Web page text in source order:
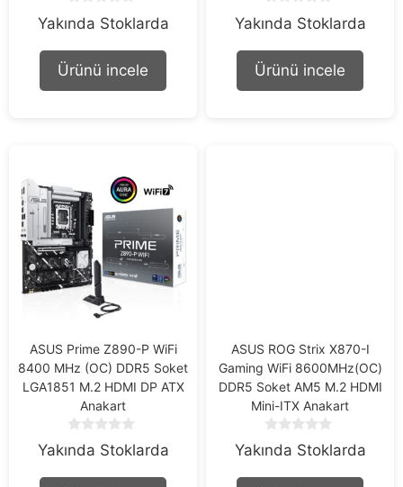
o
o
f
Yakında Stoklarda
Ürünü incele
o
o
f
Yakında Stoklarda
Ürünü incele
ASUS Prime Z890-P WiFi
8400 MHz (OC) DDR5 Soket
LGA1851 M.2 HDMI DP ATX
Anakart
o
Yakında Stoklarda
ASUS ROG Strix X870-I
Gaming WiFi 8600MHz(OC)
DDR5 Soket AM5 M.2 HDMI
Mini-ITX Anakart
o
Yakında Stoklarda